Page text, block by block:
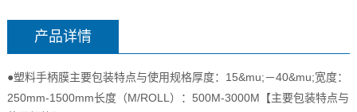
产品详情
●塑料手柄膜主要包装特点与使用规格厚度： 15&mu;－40&mu;宽度：
250mm-1500mm长度（M/ROLL）：500M-3000M【主要包装特点与